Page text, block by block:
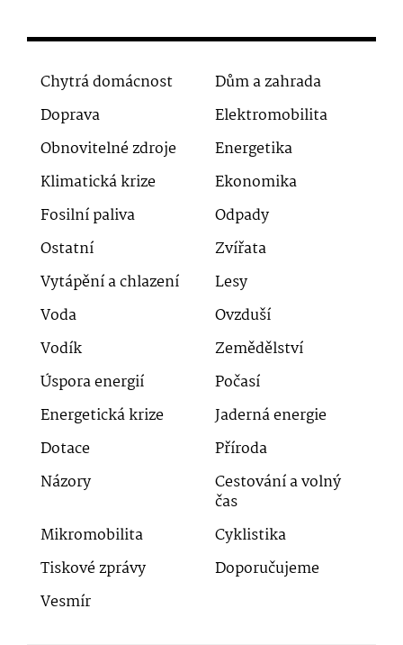
Chytrá domácnost
Dům a zahrada
Doprava
Elektromobilita
Obnovitelné zdroje
Energetika
Klimatická krize
Ekonomika
Fosilní paliva
Odpady
Ostatní
Zvířata
Vytápění a chlazení
Lesy
Voda
Ovzduší
Vodík
Zemědělství
Úspora energií
Počasí
Energetická krize
Jaderná energie
Dotace
Příroda
Názory
Cestování a volný
čas
Mikromobilita
Cyklistika
Tiskové zprávy
Doporučujeme
Vesmír